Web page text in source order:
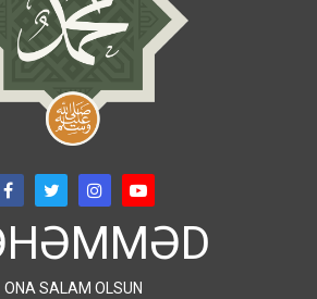
ONA SALAM OLSUN